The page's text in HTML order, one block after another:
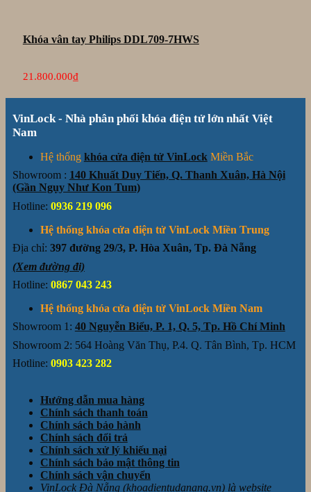
Khóa vân tay Philips DDL709-7HWS
21.800.000₫
VinLock - Nhà phân phối khóa điện tử lớn nhất Việt
Nam
Hệ thống khóa cửa điện tử VinLock Miền Bắc
Showroom : 140 Khuất Duy Tiến, Q. Thanh Xuân, Hà Nội
(Gần Ngụy Như Kon Tum)
Hotline: 0936 219 096
Hệ thống khóa cửa điện tử VinLock Miền Trung
Địa chỉ: 397 đường 29/3, P. Hòa Xuân, Tp. Đà Nẵng
(Xem đường đi)
Hotline: 0867 043 243
Hệ thống khóa cửa điện tử VinLock Miền Nam
Showroom 1: 40 Nguyễn Biểu, P. 1, Q. 5, Tp. Hồ Chí Minh
Showroom 2: 564 Hoàng Văn Thụ, P.4. Q. Tân Bình, Tp. HCM
Hotline: 0903 423 282
Hướng dẫn mua hàng
Chính sách thanh toán
Chính sách bảo hành
Chính sách đổi trả
Chính sách xử lý khiếu nại
Chính sách bảo mật thông tin
Chính sách vận chuyển
VinLock Đà Nẵng (khoadientudanang.vn) là website